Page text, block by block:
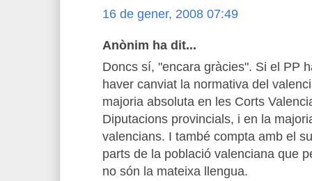
16 de gener, 2008 07:49
Anònim ha dit...
Doncs sí, "encara gràcies". Si el PP
haver canviat la normativa del
majoria absoluta en les Corts
Diputacions provincials, i en la
valencians. I també compta amb el
parts de la població valenciana que
no són la mateixa llengua.